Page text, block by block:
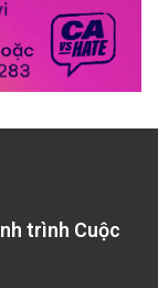
trình Cuộc